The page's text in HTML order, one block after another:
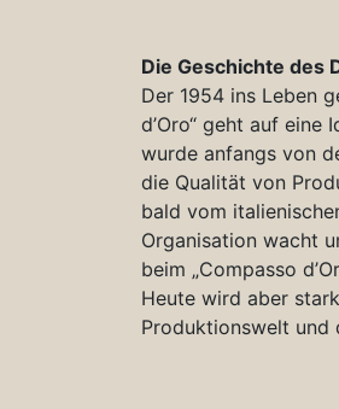
Die Geschichte des
Der 1954 ins Leben
d’Oro“ geht auf
wurde anfangs von
die Qualität von
bald vom
Organisation wacht
beim „Compasso
Heute wird aber
Produktionswelt und